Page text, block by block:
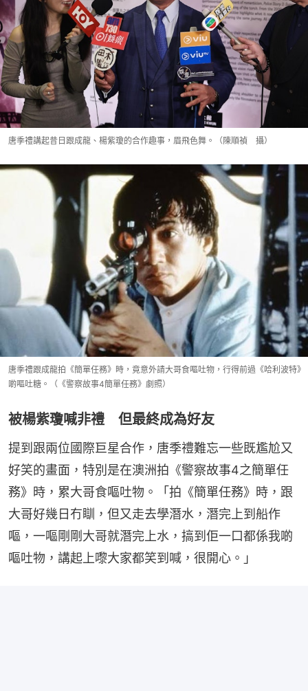
唐季禮講起昔日跟成龍、楊紫瓊的合作趣事，眉飛色舞。（陳順禎 攝）
唐季禮跟成龍拍《簡單任務》時，竟意外請大哥食嘔吐物，行得前過《哈利波特》
啲嘔吐糖。（《警察故事4簡單任務》劇照）
被楊紫瓊喊非禮 但最終成為好友
提到跟兩位國際巨星合作，唐季禮難忘一些既尷尬又
好笑的畫面，特別是在澳洲拍《警察故事4之簡單任
務》時，累大哥食嘔吐物。「拍《簡單任務》時，跟
大哥好幾日冇瞓，但又走去學潛水，潛完上到船作
嘔，一嘔剛剛大哥就潛完上水，搞到佢一口都係我啲
嘔吐物，講起上嚟大家都笑到喊，很開心。」